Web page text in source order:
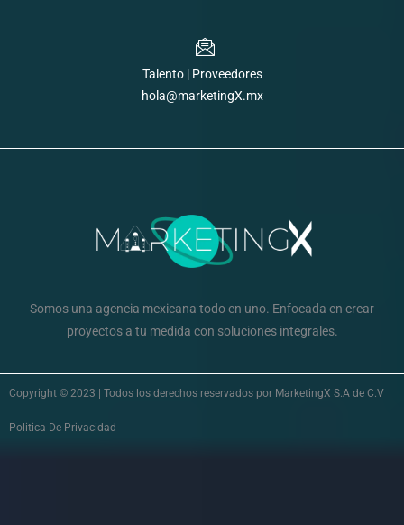
Talento | Proveedores
hola@marketingX.mx
Somos una agencia mexicana todo en uno. Enfocada en crear
proyectos a tu medida con soluciones integrales.
Copyright © 2023 | Todos los derechos reservados por MarketingX S.A de C.V
Politica De Privacidad